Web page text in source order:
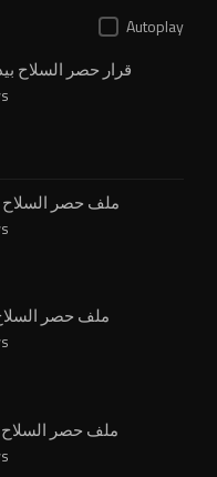
Autoplay
قرار حصر السلاح
ملف حصر السلاح
ملف حصر السلاح
ملف حصر